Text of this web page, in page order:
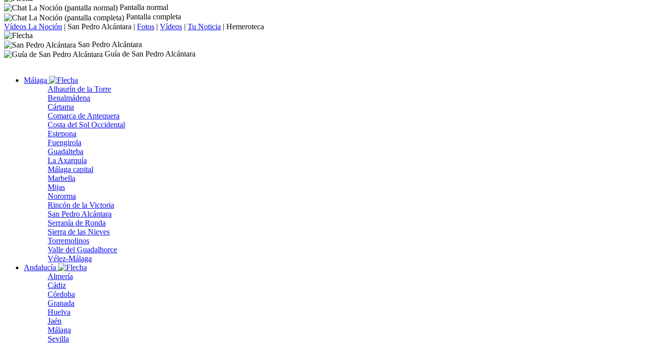
Pantalla normal
Pantalla completa
Vídeos La Noción | San Pedro Alcántara | Fotos | Vídeos | Tu Noticia | Hemeroteca
San Pedro Alcántara
Guía de San Pedro Alcántara
Málaga
Alhaurín de la Torre
Benalmádena
Cártama
Comarca de Antequera
Costa del Sol Occidental
Estepona
Fuengirola
Guadalteba
La Axarquía
Málaga capital
Marbella
Mijas
Nororma
Rincón de la Victoria
San Pedro Alcántara
Serranía de Ronda
Sierra de las Nieves
Torremolinos
Valle del Guadalhorce
Vélez-Málaga
Andalucía
Almería
Cádiz
Córdoba
Granada
Huelva
Jaén
Málaga
Sevilla